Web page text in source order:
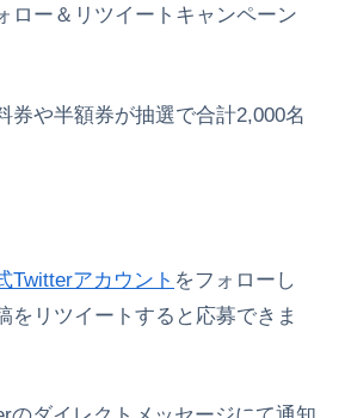
ロー＆リツイートキャンペーン
券や半額券が抽選で合計2,000名
Twitterアカウント をフォローし
をリツイートすると応募できま